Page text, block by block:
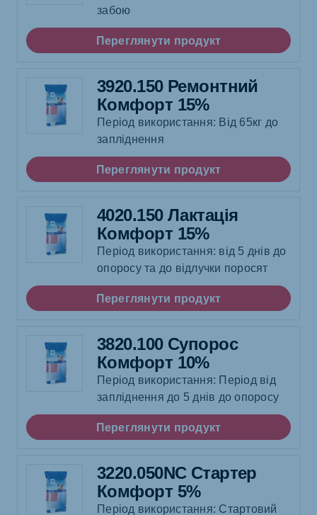
забою
Переглянути продукт
3920.150 Ремонтний
Комфорт 15%
Період використання: Від 65кг до
запліднення
Переглянути продукт
4020.150 Лактація
Комфорт 15%
Період використання: від 5 днів до
опоросу та до відлучки поросят
Переглянути продукт
3820.100 Супорос
Комфорт 10%
Період використання: Період від
запліднення до 5 днів до опоросу
Переглянути продукт
3220.050NC Стартер
Комфорт 5%
Період використання: Стартовий